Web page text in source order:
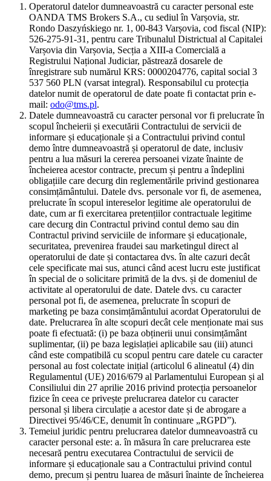
Operatorul datelor dumneavoastră cu caracter personal este
OANDA TMS Brokers S.A., cu sediul în Varșovia, str.
Rondo Daszyńskiego nr. 1, 00-843 Varșovia, cod fiscal (NIP):
526-275-91-31, pentru care Tribunalul Districtual al Capitalei
Varșovia din Varșovia, Secția a XIII-a Comercială a
Registrului Național Judiciar, păstrează dosarele de
înregistrare sub numărul KRS: 0000204776, capital social 3
537 560 PLN (varsat integral). Responsabilul cu protecția
datelor numit de operatorul de date poate fi contactat prin e-
mail: odo@tms.pl.
Datele dumneavoastră cu caracter personal vor fi prelucrate în
scopul încheierii și executării Contractului de servicii de
informare și educaționale și a Contractului privind contul
demo între dumneavoastră și operatorul de date, inclusiv
pentru a lua măsuri la cererea persoanei vizate înainte de
încheierea acestor contracte, precum și pentru a îndeplini
obligațiile care decurg din reglementările privind gestionarea
consimțământului. Datele dvs. personale vor fi, de asemenea,
prelucrate în scopul intereselor legitime ale operatorului de
date, cum ar fi exercitarea pretențiilor contractuale legitime
care decurg din Contractul privind contul demo sau din
Contractul privind serviciile de informare și educaționale,
securitatea, prevenirea fraudei sau marketingul direct al
operatorului de date și contactarea dvs. în alte cazuri decât
cele specificate mai sus, atunci când acest lucru este justificat
în special de o solicitare primită de la dvs. și de domeniul de
activitate al operatorului de date. Datele dvs. cu caracter
personal pot fi, de asemenea, prelucrate în scopuri de
marketing pe baza consimțământului acordat Operatorului de
date. Prelucrarea în alte scopuri decât cele menționate mai sus
poate fi efectuată: (i) pe baza obținerii unui consimțământ
suplimentar, (ii) pe baza legislației aplicabile sau (iii) atunci
când este compatibilă cu scopul pentru care datele cu caracter
personal au fost colectate inițial (articolul 6 alineatul (4) din
Regulamentul (UE) 2016/679 al Parlamentului European și al
Consiliului din 27 aprilie 2016 privind protecția persoanelor
fizice în ceea ce privește prelucrarea datelor cu caracter
personal și libera circulație a acestor date și de abrogare a
Directivei 95/46/CE, denumit în continuare „RGPD”).
Temeiul juridic pentru prelucrarea datelor dumneavoastră cu
caracter personal este: a. în măsura în care prelucrarea este
necesară pentru executarea Contractului de servicii de
informare și educaționale sau a Contractului privind contul
demo, precum și pentru luarea de măsuri înainte de încheierea